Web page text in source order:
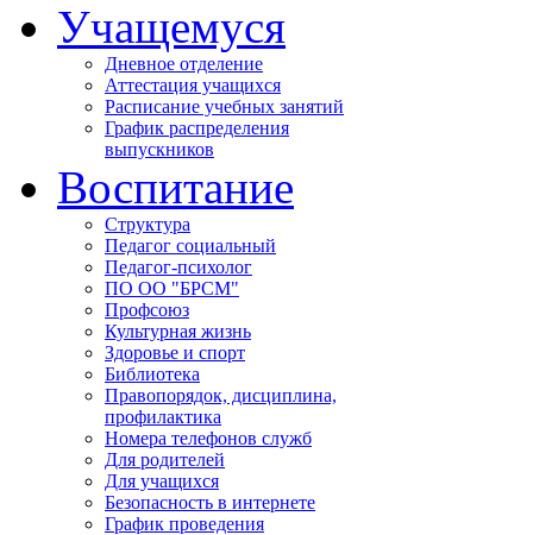
Учащемуся
Дневное отделение
Аттестация учащихся
Расписание учебных занятий
График распределения
выпускников
Воспитание
Структура
Педагог социальный
Педагог-психолог
ПО ОО "БРСМ"
Профсоюз
Культурная жизнь
Здоровье и спорт
Библиотека
Правопорядок, дисциплина,
профилактика
Номера телефонов служб
Для родителей
Для учащихся
Безопасность в интернете
График проведения